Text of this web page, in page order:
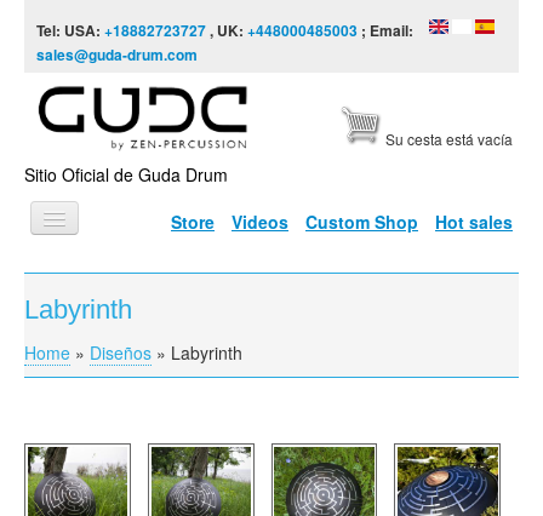
Tel: USA: +18882723727, UK: +448000485003 ; Email:
sales@guda-drum.com
Sitio Oficial de Guda Drum
Su cesta está vacía
Store Videos Custom Shop Hot sales
INICIO
TIPOS DE GUDA
DISEÑOS
INFORMACIÓN
VÍDEOS
Labyrinth
You are here
Home » Diseños » Labyrinth